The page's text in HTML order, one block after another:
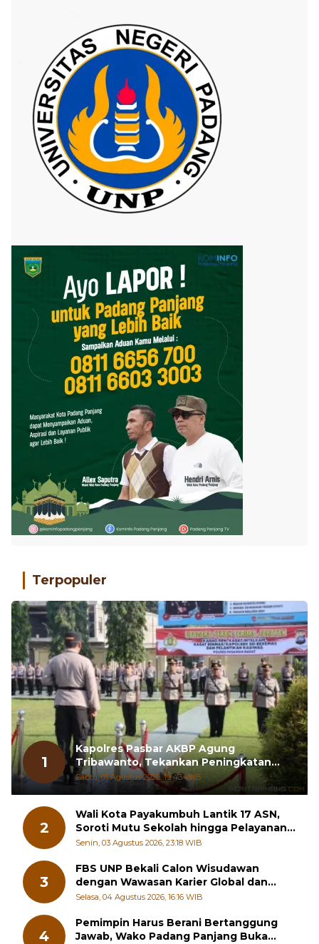
Terpopuler
1
Kapolres Pasbar AKBP Agung
Tribawanto, Tekankan Peningkatan
Pelayanan dan Sinergi dengan
Masyarakat
Sabtu, 01 Agustus 2026, 19:43 WIB
2
Wali Kota Payakumbuh Lantik 17 ASN,
Soroti Mutu Sekolah hingga Pelayanan
RSUD
Senin, 03 Agustus 2026, 23:18 WIB
3
FBS UNP Bekali Calon Wisudawan
dengan Wawasan Karier Global dan
Kewirausahaan Kreatif
Selasa, 04 Agustus 2026, 16:16 WIB
4
Pemimpin Harus Berani Bertanggung
Jawab, Wako Padang Panjang Buka